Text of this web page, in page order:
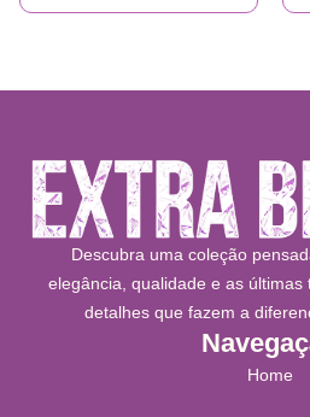
Descubra uma coleção
elegância, qualidade e as
detalhes que fazem a
Home